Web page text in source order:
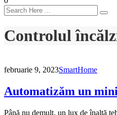
Controlul
februarie 9, 2023SmartHome
Automatizăm un
Până nu demult, un lux de înaltă